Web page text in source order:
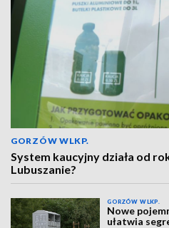
GORZÓW WLKP.
System kaucyjny działa od
Lubuszanie?
GORZÓW WLKP.
Nowe
ułatwia